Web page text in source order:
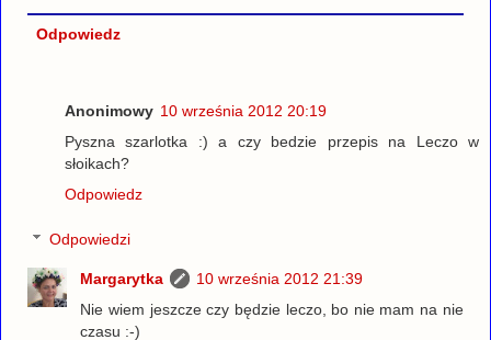
Odpowiedz
Anonimowy 10 września 2012 20:19
Pyszna szarlotka :) a czy bedzie przepis na Leczo w
słoikach?
Odpowiedz
Odpowiedzi
Margarytka
10 września 2012 21:39
Nie wiem jeszcze czy będzie leczo, bo nie mam na nie
czasu :-)